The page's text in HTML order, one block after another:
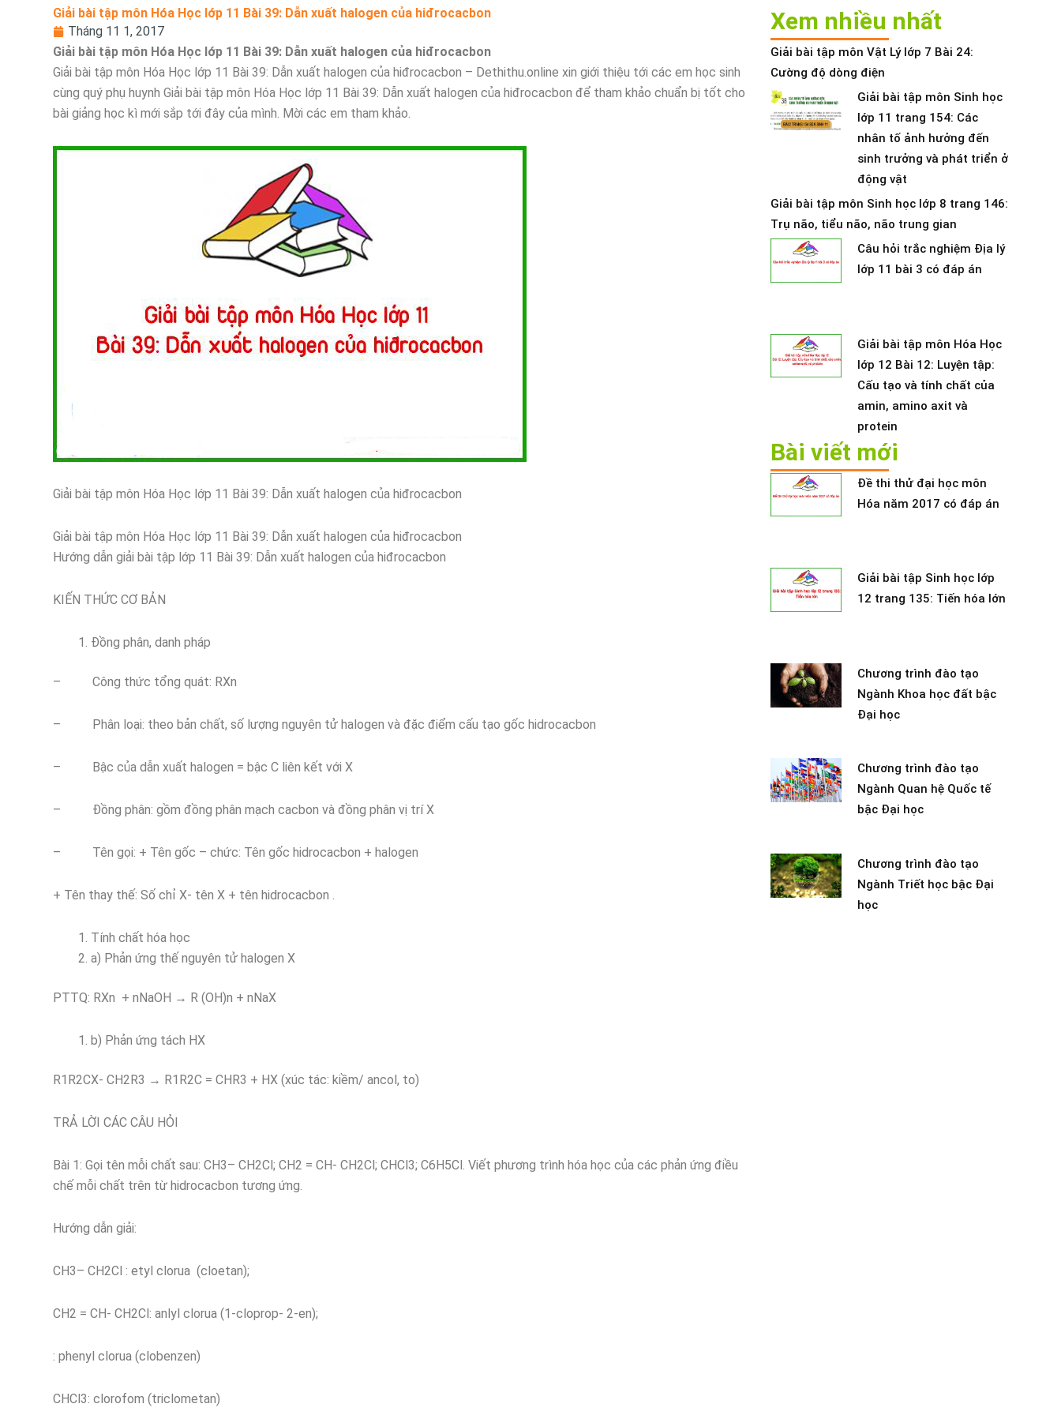
Giải bài tập môn Hóa Học lớp 11 Bài 39: Dẫn xuất halogen của hiđrocacbon
Tháng 11 1, 2017
Giải bài tập môn Hóa Học lớp 11 Bài 39: Dẫn xuất halogen của hiđrocacbon
Giải bài tập môn Hóa Học lớp 11 Bài 39: Dẫn xuất halogen của hiđrocacbon – Dethithu.online xin giới thiệu tới các em học sinh
cùng quý phụ huynh Giải bài tập môn Hóa Học lớp 11 Bài 39: Dẫn xuất halogen của hiđrocacbon để tham khảo chuẩn bị tốt cho
bài giảng học kì mới sắp tới đây của mình. Mời các em tham khảo.
Giải bài tập môn Hóa Học lớp 11 Bài 39: Dẫn xuất halogen của hiđrocacbon
Giải bài tập môn Hóa Học lớp 11 Bài 39: Dẫn xuất halogen của hiđrocacbon
Hướng dẫn giải bài tập lớp 11 Bài 39: Dẫn xuất halogen của hiđrocacbon
KIẾN THỨC CƠ BẢN
Đồng phân, danh pháp
– Công thức tổng quát: RXn
– Phân loại: theo bản chất, số lượng nguyên tử halogen và đặc điểm cấu tạo gốc hidrocacbon
– Bậc của dẫn xuất halogen = bậc C liên kết với X
– Đồng phân: gồm đồng phân mạch cacbon và đồng phân vị trí X
– Tên gọi: + Tên gốc – chức: Tên gốc hidrocacbon + halogen
+ Tên thay thế: Số chỉ X- tên X + tên hidrocacbon .
Tính chất hóa học
a) Phản ứng thế nguyên tử halogen X
PTTQ: RXn + nNaOH → R (OH)n + nNaX
b) Phản ứng tách HX
R1R2CX- CH2R3 → R1R2C = CHR3 + HX (xúc tác: kiềm/ ancol, to)
TRẢ LỜI CÁC CÂU HỎI
Bài 1: Gọi tên mỗi chất sau: CH3– CH2Cl; CH2 = CH- CH2Cl; CHCl3; C6H5Cl. Viết phương trình hóa học của các phản ứng điều
chế mỗi chất trên từ hidrocacbon tương ứng.
Hướng dẫn giải:
CH3– CH2Cl : etyl clorua (cloetan);
CH2 = CH- CH2Cl: anlyl clorua (1-cloprop- 2-en);
: phenyl clorua (clobenzen)
CHCl3: clorofom (triclometan)
Xem nhiều nhất
Giải bài tập môn Vật Lý lớp 7 Bài 24:
Cường độ dòng điện
Giải bài tập môn Sinh học
lớp 11 trang 154: Các
nhân tố ảnh hưởng đến
sinh trưởng và phát triển ở
động vật
Giải bài tập môn Sinh học lớp 8 trang 146:
Trụ não, tiểu não, não trung gian
Câu hỏi trắc nghiệm Địa lý
lớp 11 bài 3 có đáp án
Giải bài tập môn Hóa Học
lớp 12 Bài 12: Luyện tập:
Cấu tạo và tính chất của
amin, amino axit và
protein
Bài viết mới
Đề thi thử đại học môn
Hóa năm 2017 có đáp án
Giải bài tập Sinh học lớp
12 trang 135: Tiến hóa lớn
Chương trình đào tạo
Ngành Khoa học đất bậc
Đại học
Chương trình đào tạo
Ngành Quan hệ Quốc tế
bậc Đại học
Chương trình đào tạo
Ngành Triết học bậc Đại
học